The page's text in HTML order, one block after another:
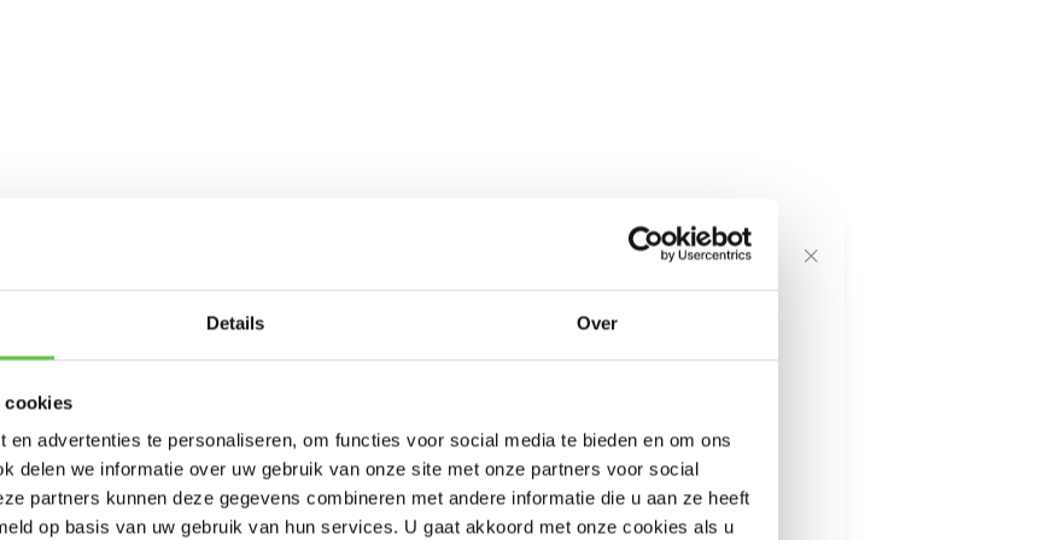
Details Over
cookies
en advertenties te personaliseren, om functies voor social media te bieden en om ons
delen we informatie over uw gebruik van onze site met onze partners voor social
partners kunnen deze gegevens combineren met andere informatie die u aan ze heeft
op basis van uw gebruik van hun services. U gaat akkoord met onze cookies als u
Schrijf je in voor onze
Updates, acties & productinformatie
E-mailadres*